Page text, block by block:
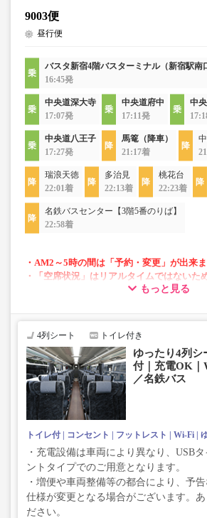
9003便
昼行便
バスタ新宿4階バスターミナル（新宿駅南
16:45発
中央道深大寺
17:07発
中央道府中
17:11発
中
中央道八王子
17:27発
馬篭（降車）
21:17着
瑞浪天徳
22:01着
多治見
22:13着
桃花台
22:23着
名鉄バスセンター【3階5番のりば】
22:58着
・AM2～5時の間は「予約・変更」が出来ま
・「空席状況」はリアルタイムではないた
ご利用いただけます。車両運用上2席ひと
合もございます。
座席やシート設備が変更となる場合がござ
じめご了承ください。
もっと見る
4列シート トイレ付き
ゆったり4列シ
付｜充電OK｜
／名鉄バス
トイレ付 コンセント フットレスト Wi-Fi
・充電設備は車両により異なり、USB
ントタイプでのご用意となります。
・増便や車両整備等の都合により、予
仕様が変更となる場合がございます。あ
ださい。